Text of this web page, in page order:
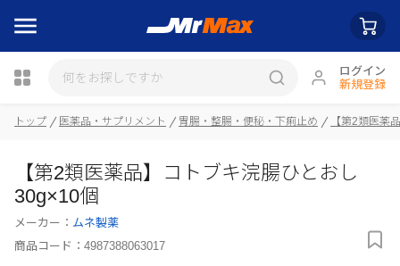
ログイン
新規登録
トップ 医薬品・サプリメント 胃腸・整腸・便秘・下痢止め 【第2類医薬
【第2類医薬品】コトブキ浣腸ひとおし
30g×10個
メーカー： ムネ製薬
商品コード： 4987388063017